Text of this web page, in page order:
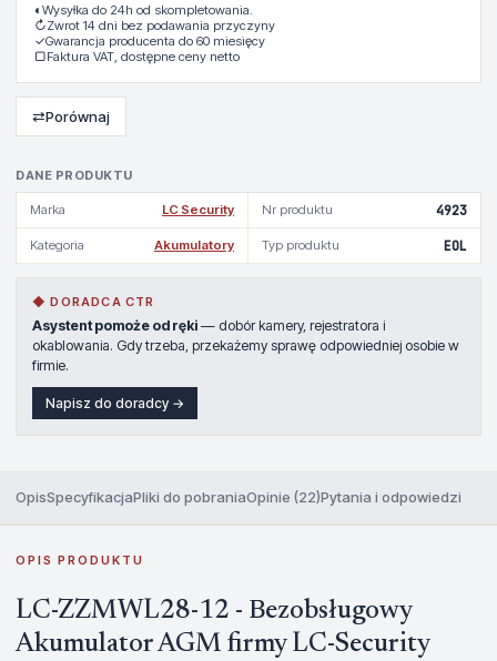
DANE PRODUKTU
Marka LC Security Nr produktu 4923
Kategoria Akumulatory Typ produktu EOL
◆ DORADCA CTR
Asystent pomoże od ręki — dobór kamery, rejestratora i
okablowania. Gdy trzeba, przekażemy sprawę odpowiedniej osobie w
firmie.
Napisz do doradcy →
◐ Wysyłka do 24h od skompletowania.
↻Zwrot 14 dni bez podawania przyczyny
✓Gwarancja producenta do 60 miesięcy
▢Faktura VAT, dostępne ceny netto
⇄Porównaj
OpisSpecyfikacjaPliki do pobraniaOpinie (22)Pytania i odpowiedzi
OPIS PRODUKTU
LC-ZZMWL28-12 - Bezobsługowy
Akumulator AGM firmy LC-Security